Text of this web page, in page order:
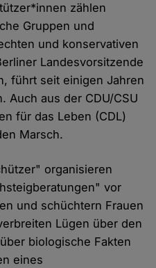
zählen
Gruppen und
und konservativen
Landesvorsitzende
führt seit einigen Jahren
Auch aus der CDU/CSU
für das Leben (CDL)
Marsch.
organisieren
vor
und schüchtern Frauen
Lügen über den
biologische Fakten
eines